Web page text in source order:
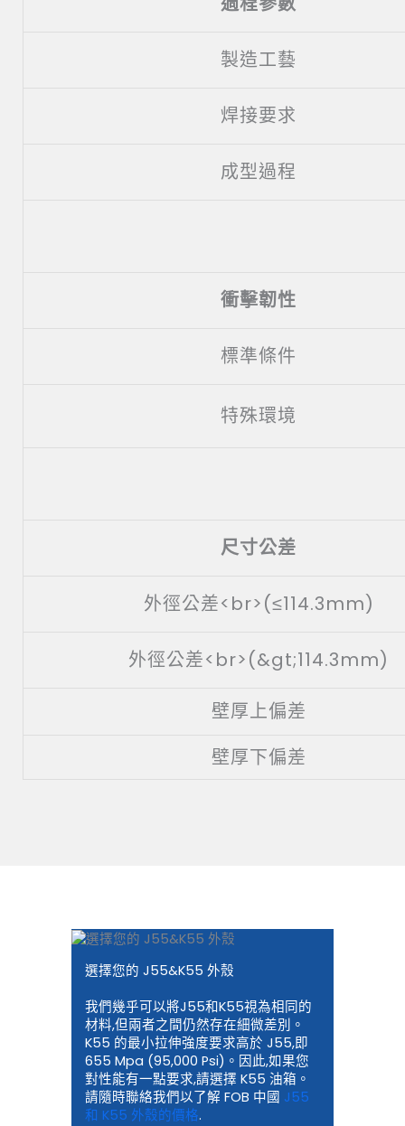
製造工藝
焊接要求
成型過程
衝擊韌性
標準條件
特殊環境
尺寸公差
外徑公差<br>(≤114.3mm)
外徑公差<br>(&gt;114.3mm)
壁厚上偏差
壁厚下偏差
選擇您的 J55&K55 外殼
我們幾乎可以將J55和K55視為相同的
材料,但兩者之間仍然存在細微差別。
K55 的最小拉伸強度要求高於 J55,即
655 Mpa (95,000 Psi)。因此,如果您
對性能有一點要求,請選擇 K55 油箱。
請隨時聯絡我們以了解 FOB 中國 J55
和 K55 外殼的價格.